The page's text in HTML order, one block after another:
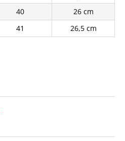
40
26 cm
41
26,5 cm